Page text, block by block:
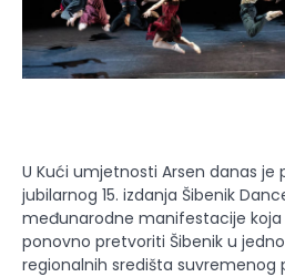
U Kući umjetnosti Arsen danas
jubilarnog 15. izdanja Šibenik
međunarodne manifestacije koja
ponovno pretvoriti Šibenik u
regionalnih središta suvremenog